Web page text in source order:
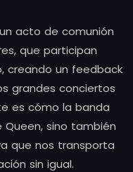
acto de comunión
que participan
creando un feedback
grandes conciertos
es cómo la banda
Queen, sino también
que nos transporta
sin igual.